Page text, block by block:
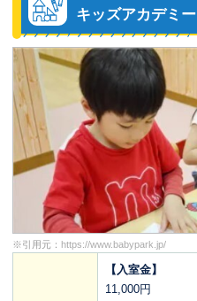
キッズアカデミー
※引用元： https://www.babypark.jp/
【入室金】
11,000円